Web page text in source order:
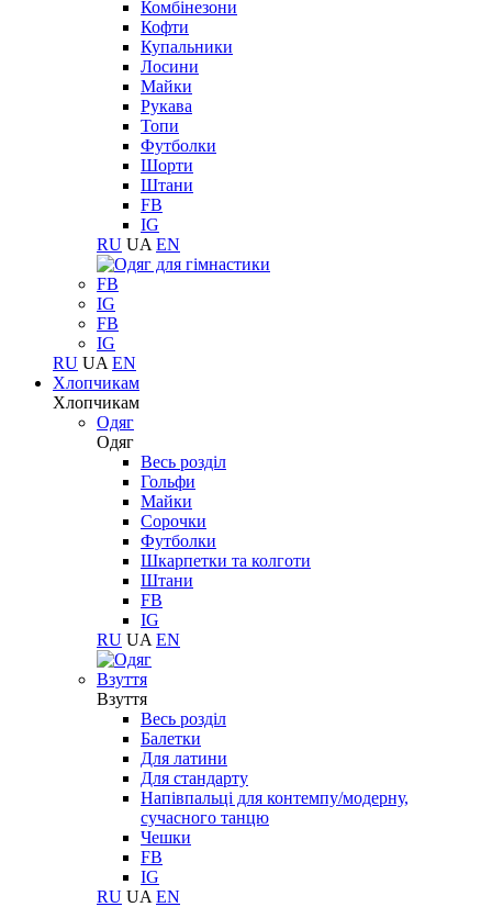
Комбінезони
Кофти
Купальники
Лосини
Майки
Рукава
Топи
Футболки
Шорти
Штани
FB
IG
RU UA EN
FB
IG
FB
IG
RU UA EN
Хлопчикам
Хлопчикам
Одяг
Одяг
Весь розділ
Гольфи
Майки
Сорочки
Футболки
Шкарпетки та колготи
Штани
FB
IG
RU UA EN
Взуття
Взуття
Весь розділ
Балетки
Для латини
Для стандарту
Напівпальці для контемпу/модерну,
сучасного танцю
Чешки
FB
IG
RU UA EN